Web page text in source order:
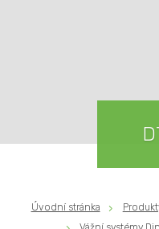
Úvodní stránka